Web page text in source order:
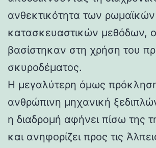
ανθεκτικότητα των ρωμαϊκών
κατασκευαστικών μεθόδων,
βασίστηκαν στη χρήση του
σκυροδέματος.
Η μεγαλύτερη όμως
ανθρώπινη μηχανική
η διαδρομή αφήνει πίσω της
και ανηφορίζει προς τις